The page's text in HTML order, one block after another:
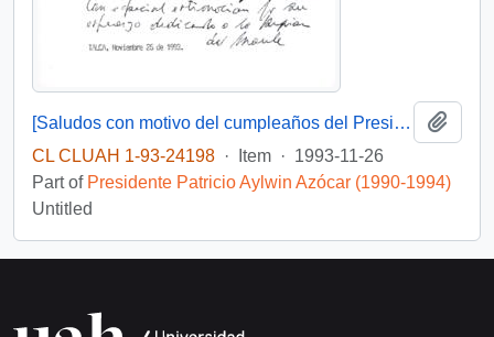
[Saludos con motivo del cumpleaños del Presidente]
CL CLUAH 1-93-24198 · Item · 1993-11-26
Part of Presidente Patricio Aylwin Azócar (1990-1994)
Untitled